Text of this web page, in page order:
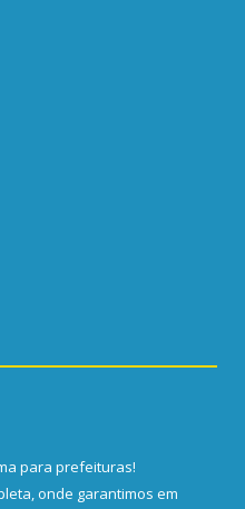
para prefeituras!
onde garantimos em